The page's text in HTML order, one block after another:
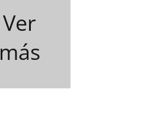
Ver
más